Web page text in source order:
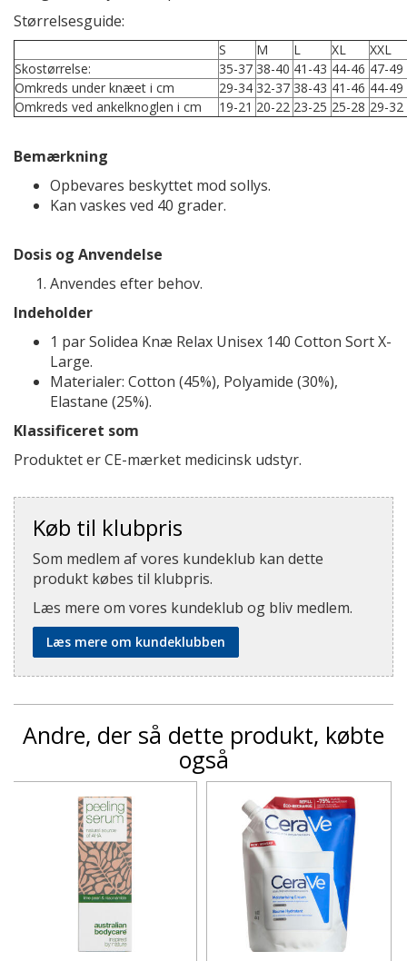
Størrelsesguide:
S M L XL
XXL
Skostørrelse:
35-37 38-40 41-43 44-46 47-49
Omkreds under knæet i cm
29-34 32-37 38-43 41-46 44-49
Omkreds ved ankelknoglen i cm
19-21 20-22 23-25 25-28 29-32
Bemærkning
Opbevares beskyttet mod sollys.
Kan vaskes ved 40 grader.
Dosis og Anvendelse
Anvendes efter behov.
Indeholder
1 par Solidea Knæ Relax Unisex 140 Cotton Sort X-
Large.
Materialer: Cotton (45%), Polyamide (30%),
Elastane (25%).
Klassificeret som
Produktet er CE-mærket medicinsk udstyr.
Køb til klubpris
Som medlem af vores kundeklub kan dette
produkt købes til klubpris.
Læs mere om vores kundeklub og bliv medlem.
Læs mere om kundeklubben
Andre, der så dette produkt, købte
også